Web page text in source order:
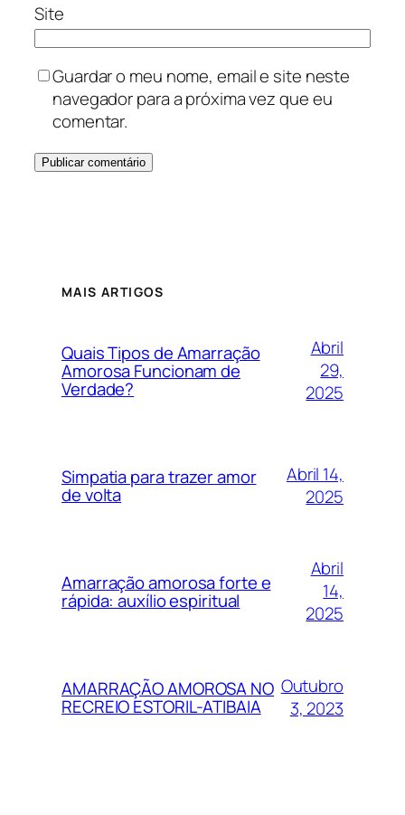
Site
Guardar o meu nome, email e site neste
navegador para a próxima vez que eu
comentar.
MAIS ARTIGOS
Quais Tipos de Amarração
Amorosa Funcionam de
Verdade?
Abril
29,
2025
Simpatia para trazer amor
de volta
Abril 14,
2025
Amarração amorosa forte e
rápida: auxílio espiritual
Abril
14,
2025
AMARRAÇÃO AMOROSA NO
RECREIO ESTORIL-ATIBAIA
Outubro
3, 2023